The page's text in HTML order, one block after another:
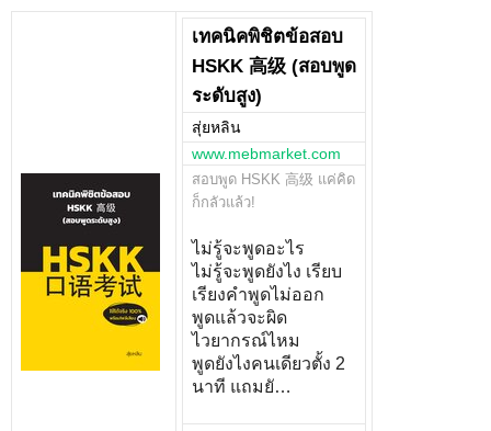
เทคนิคพิชิตข้อสอบ
HSKK 高级 (สอบพูด
ระดับสูง)
สุ่ยหลิน
www.mebmarket.com
สอบพูด HSKK 高级 แค่คิด
ก็กลัวแล้ว!
ไม่รู้จะพูดอะไร
ไม่รู้จะพูดยังไง เรียบ
เรียงคำพูดไม่ออก
พูดแล้วจะผิด
ไวยากรณ์ไหม
พูดยังไงคนเดียวตั้ง 2
นาที แถมยั…